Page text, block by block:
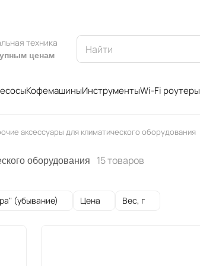
техника
ценам
КофемашиныИнструментыWi-Fi роутеры
аксессуары для климатического оборудования
оборудования 15 товаров
(убывание) Цена Вес, г